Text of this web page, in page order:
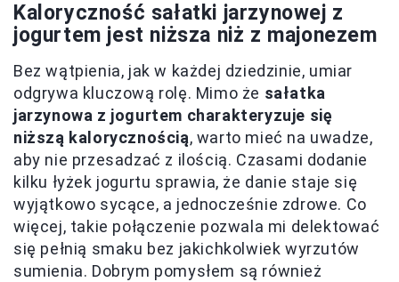
Kaloryczność sałatki jarzynowej z
jogurtem jest niższa niż z majonezem
Bez wątpienia, jak w każdej dziedzinie, umiar
odgrywa kluczową rolę. Mimo że sałatka
jarzynowa z jogurtem charakteryzuje się
niższą kalorycznością, warto mieć na uwadze,
aby nie przesadzać z ilością. Czasami dodanie
kilku łyżek jogurtu sprawia, że danie staje się
wyjątkowo sycące, a jednocześnie zdrowe. Co
więcej, takie połączenie pozwala mi delektować
się pełnią smaku bez jakichkolwiek wyrzutów
sumienia. Dobrym pomysłem są również